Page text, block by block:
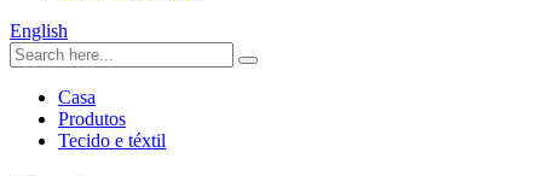
English
Casa
Produtos
Tecido e téxtil